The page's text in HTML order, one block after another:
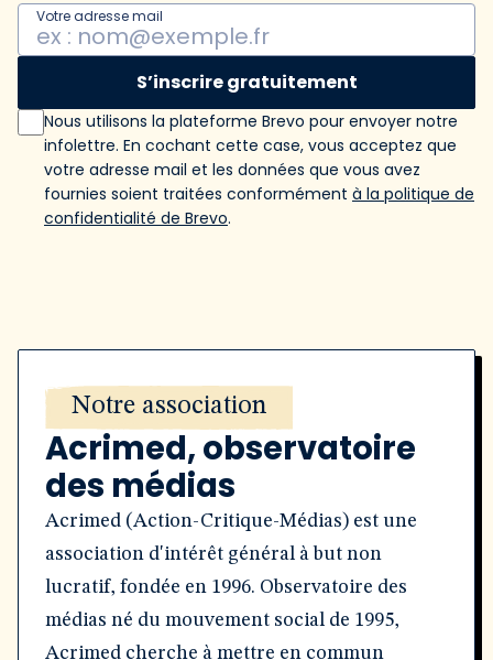
Votre adresse mail
S’inscrire gratuitement
Nous utilisons la plateforme Brevo pour envoyer notre
infolettre. En cochant cette case, vous acceptez que
votre adresse mail et les données que vous avez
fournies soient traitées conformément à la politique de
confidentialité de Brevo.
Notre association
Acrimed, observatoire
des médias
Acrimed (Action-Critique-Médias) est une
association d'intérêt général à but non
lucratif, fondée en 1996. Observatoire des
médias né du mouvement social de 1995,
Acrimed cherche à mettre en commun